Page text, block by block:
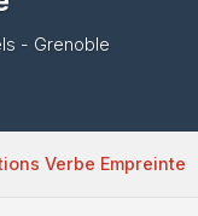
- Grenoble
Verbe Empreinte